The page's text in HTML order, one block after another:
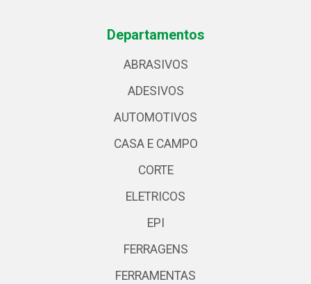
Departamentos
ABRASIVOS
ADESIVOS
AUTOMOTIVOS
CASA E CAMPO
CORTE
ELETRICOS
EPI
FERRAGENS
FERRAMENTAS